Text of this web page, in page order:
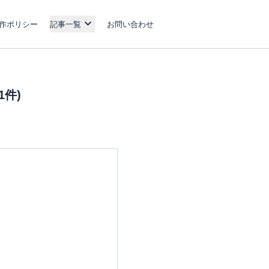
ポリシー 記事一覧 お問い合わせ
件)